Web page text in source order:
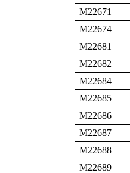
M22671
M22674
M22681
M22682
M22684
M22685
M22686
M22687
M22688
M22689